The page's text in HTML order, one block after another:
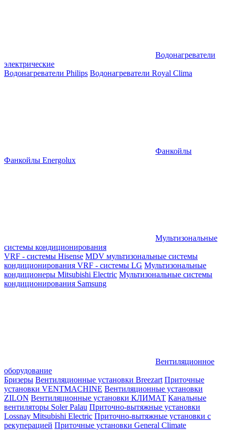
Водонагреватели
электрические
Водонагреватели Philips Водонагреватели Royal Clima
Фанкойлы
Фанкойлы Energolux
Мультизональные
системы кондиционирования
VRF - системы Hisense MDV мультизональные системы
кондиционирования VRF - системы LG Мультизональные
кондиционеры Mitsubishi Electric Мультизональные системы
кондиционирования Samsung
Вентиляционное
оборудование
Бризеры Вентиляционные установки Breezart Приточные
установки VENTMACHINE Вентиляционные установки
ZILON Вентиляционные установки КЛИМАТ Канальные
вентиляторы Soler Palau Приточно-вытяжные установки
Lossnay Mitsubishi Electric Приточно-вытяжные установки с
рекуперацией Приточные установки General Climate